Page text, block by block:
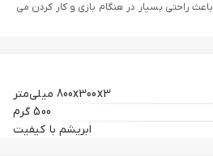
راحتی بسیار در هنگام بازی و کار کردن می
800x300x3 میلی‌متر
500 گرم
ابریشم با کیفیت